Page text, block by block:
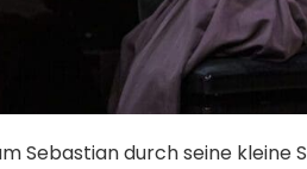
Sebastian durch seine kleine